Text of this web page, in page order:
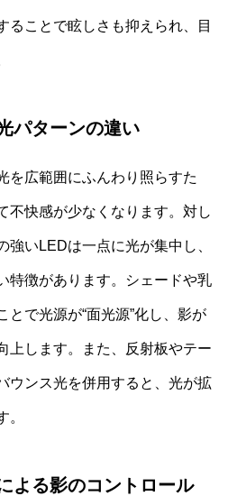
ることで眩しさも抑えられ、目
パターンの違い
を広範囲にふんわり照らすた
不快感が少なくなります。対し
強いLEDは一点に光が集中し、
特徴があります。シェードや乳
とで光源が“面光源”化し、影が
上します。また、反射板やテー
ウンス光を併用すると、光が拡
。
よる影のコントロール